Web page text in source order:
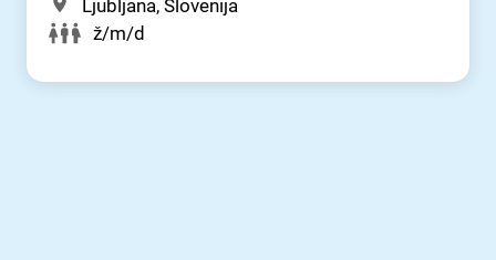
Ljubljana, Slovenija
ž/m/d